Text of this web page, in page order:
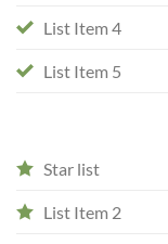
List Item 4
List Item 5
Star list
List Item 2